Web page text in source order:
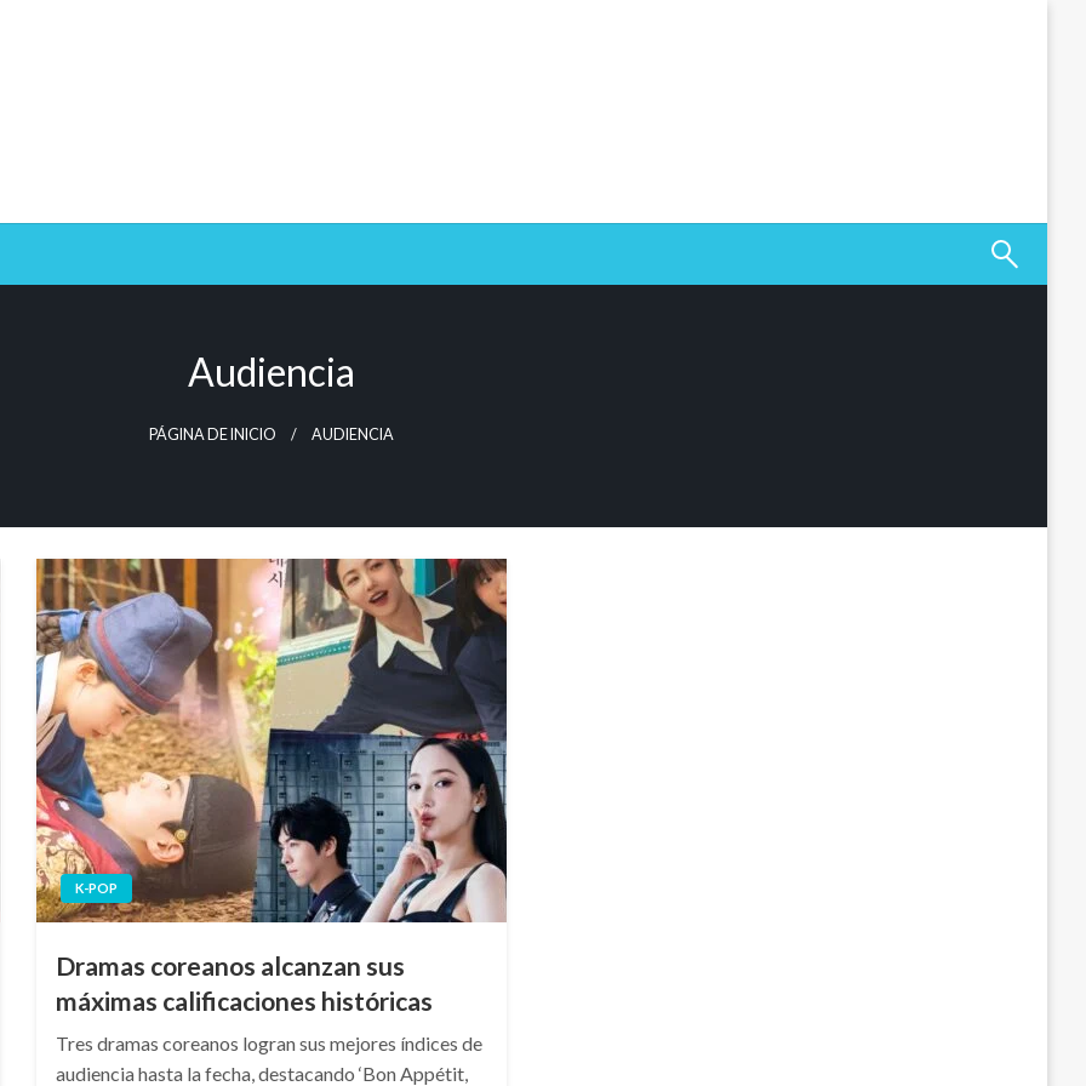
Audiencia
PÁGINA DE INICIO AUDIENCIA
K-POP
Dramas coreanos alcanzan sus
máximas calificaciones históricas
Tres dramas coreanos logran sus mejores índices de
audiencia hasta la fecha, destacando ‘Bon Appétit,